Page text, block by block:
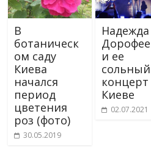
В
ботаническ
ом саду
Киева
начался
период
цветения
роз (фото)
30.05.2019
Надежда
и ее
сольный
концерт
Киеве
02.07.2021